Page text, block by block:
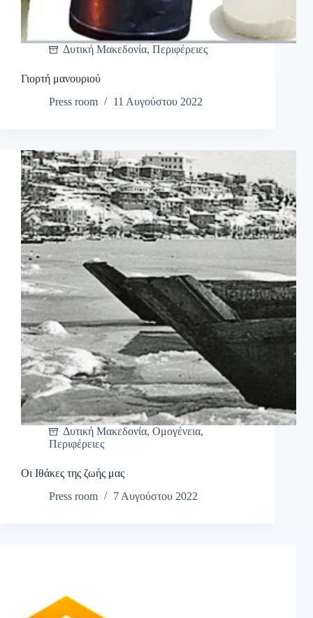
Δυτική Μακεδονία, Περιφέρειες
Γιορτή μανουριού
Press room
11 Αυγούστου 2022
Δυτική Μακεδονία, Ομογένεια,
Περιφέρειες
Οι Ιθάκες της ζωής μας
Press room
7 Αυγούστου 2022